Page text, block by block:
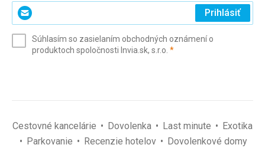
Zadajte
svoj
(povinné)
Prihlásiť
Súhlasím so zasielaním obchodných oznámení o
produktoch spoločnosti Invia.sk, s.r.o. *(povinné)
Cestovné kancelárie Dovolenka Last minute
Exotika
Parkovanie
Recenzie hotelov Dovolenkové domy